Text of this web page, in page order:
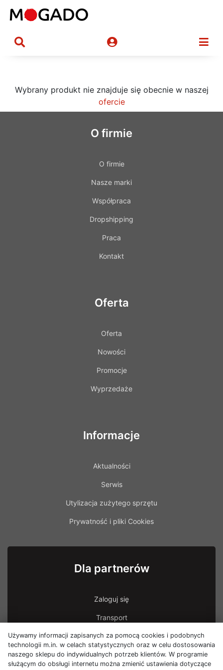
Wybrany produkt nie znajduje się obecnie w naszej
ofercie
O firmie
O firmie
Nasze marki
Współpraca
Dropshipping
Praca
Kontakt
Oferta
Oferta
Nowości
Promocje
Wyprzedaże
Informacje
Aktualności
Serwis
Utylizacja zużytego sprzętu
Prywatność i pliki Cookies
Dla partnerów
Zaloguj się
Transport
Transport - uszkodzona przesyłka
Używamy informacji zapisanych za pomocą cookies i podobnych
technologii m.in. w celach statystycznych oraz w celu dostosowania
naszego sklepu do indywidualnych potrzeb klientów. W programie
służącym do obsługi internetu można zmienić ustawienia dotyczące